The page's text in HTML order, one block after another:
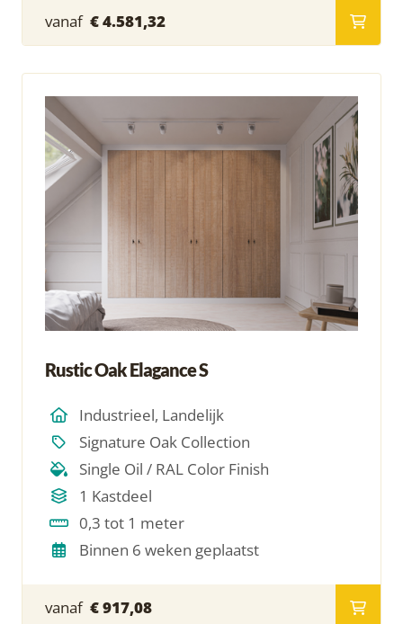
vanaf € 4.581,32
Rustic Oak Elagance S
Industrieel, Landelijk
Signature Oak Collection
Single Oil / RAL Color Finish
1 Kastdeel
0,3 tot 1 meter
Binnen 6 weken geplaatst
vanaf € 917,08